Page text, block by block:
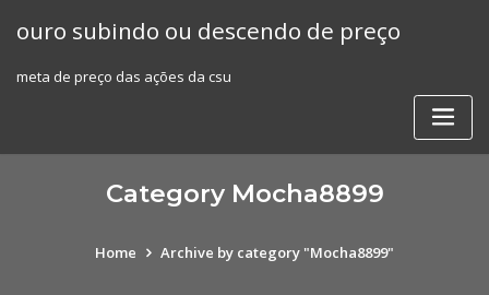
ouro subindo ou descendo de preço
meta de preço das ações da csu
Category Mocha8899
Home Archive by category "Mocha8899"